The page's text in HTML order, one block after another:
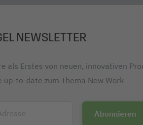
NEWSLETTER
als Erstes von neuen, innovativen
up-to-date zum Thema New Work